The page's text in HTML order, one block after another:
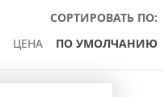
СОРТИРОВАТЬ ПО:
ЦЕНА ПО УМОЛЧАНИЮ